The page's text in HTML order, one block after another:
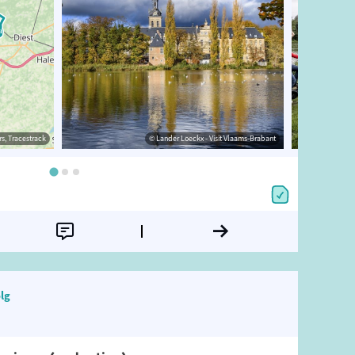
© OpenStreetMap contributors, Tracestrack
Tracestrack © Lander Loeckx - Visit Vlaams-Brabant